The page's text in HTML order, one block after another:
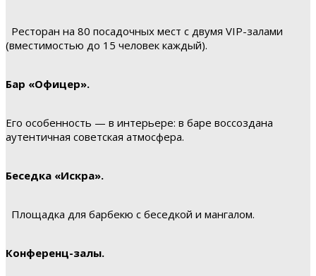
Ресторан на 80 посадочных мест с двумя VIP-залами
(вместимостью до 15 человек каждый).
Бар «Офицер».
Его особенность — в интерьере: в баре воссоздана
аутентичная советская атмосфера.
Беседка «Искра».
Площадка для барбекю с беседкой и мангалом.
Конференц-залы.